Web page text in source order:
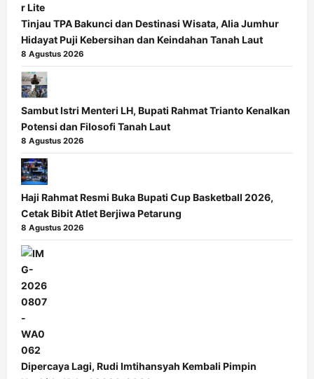
Tinjau TPA Bakunci dan Destinasi Wisata, Alia Jumhur
Hidayat Puji Kebersihan dan Keindahan Tanah Laut
8 Agustus 2026
Sambut Istri Menteri LH, Bupati Rahmat Trianto Kenalkan
Potensi dan Filosofi Tanah Laut
8 Agustus 2026
Haji Rahmat Resmi Buka Bupati Cup Basketball 2026,
Cetak Bibit Atlet Berjiwa Petarung
8 Agustus 2026
Dipercaya Lagi, Rudi Imtihansyah Kembali Pimpin